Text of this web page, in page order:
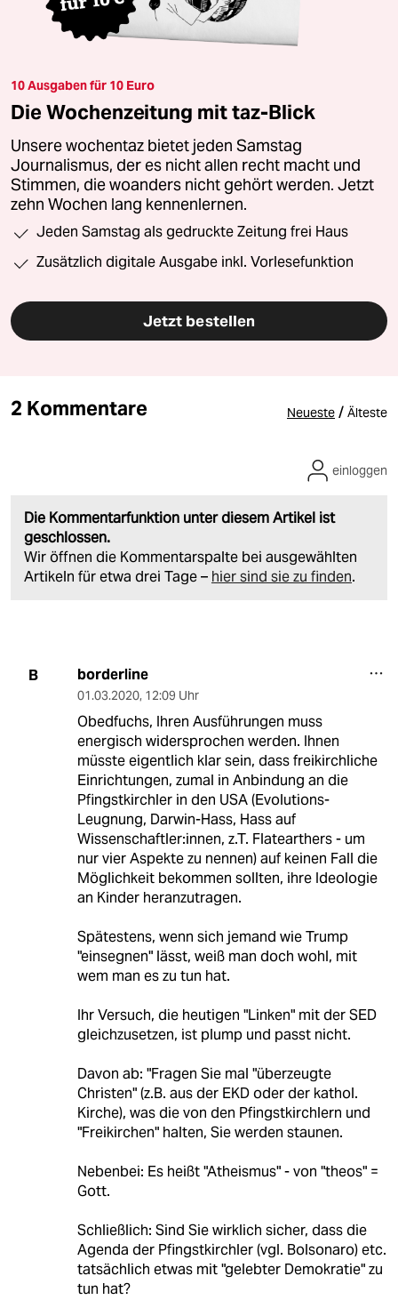
10 Ausgaben für 10 Euro
Die Wochenzeitung mit taz-Blick
Unsere wochentaz bietet jeden Samstag
Journalismus, der es nicht allen recht macht und
Stimmen, die woanders nicht gehört werden. Jetzt
zehn Wochen lang kennenlernen.
Jeden Samstag als gedruckte Zeitung frei Haus
Zusätzlich digitale Ausgabe inkl. Vorlesefunktion
Jetzt bestellen
2 Kommentare Neueste / Älteste
Die Kommentarfunktion unter diesem Artikel ist
geschlossen.
Wir öffnen die Kommentarspalte bei ausgewählten
Artikeln für etwa drei Tage – hier sind sie zu finden.
einloggen
B borderline
01.03.2020, 12:09 Uhr
Obedfuchs, Ihren Ausführungen muss
energisch widersprochen werden. Ihnen
müsste eigentlich klar sein, dass freikirchliche
Einrichtungen, zumal in Anbindung an die
Pfingstkirchler in den USA (Evolutions-
Leugnung, Darwin-Hass, Hass auf
Wissenschaftler:innen, z.T. Flatearthers - um
nur vier Aspekte zu nennen) auf keinen Fall die
Möglichkeit bekommen sollten, ihre Ideologie
an Kinder heranzutragen.
Spätestens, wenn sich jemand wie Trump
"einsegnen" lässt, weiß man doch wohl, mit
wem man es zu tun hat.
Ihr Versuch, die heutigen "Linken" mit der SED
gleichzusetzen, ist plump und passt nicht.
Davon ab: "Fragen Sie mal "überzeugte
Christen" (z.B. aus der EKD oder der kathol.
Kirche), was die von den Pfingstkirchlern und
"Freikirchen" halten, Sie werden staunen.
Nebenbei: Es heißt "Atheismus" - von "theos" =
Gott.
Schließlich: Sind Sie wirklich sicher, dass die
Agenda der Pfingstkirchler (vgl. Bolsonaro) etc.
tatsächlich etwas mit "gelebter Demokratie" zu
tun hat?